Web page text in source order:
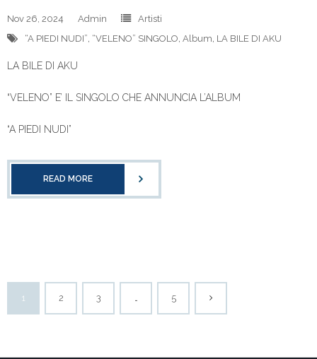
Nov 26, 2024 Admin
Artisti
“A PIEDI NUDI”, “VELENO” SINGOLO, Album, LA BILE DI AKU
LA BILE DI AKU
“VELENO” E’ IL SINGOLO CHE ANNUNCIA L’ALBUM
“A PIEDI NUDI”
READ MORE
1 2 3 … 5